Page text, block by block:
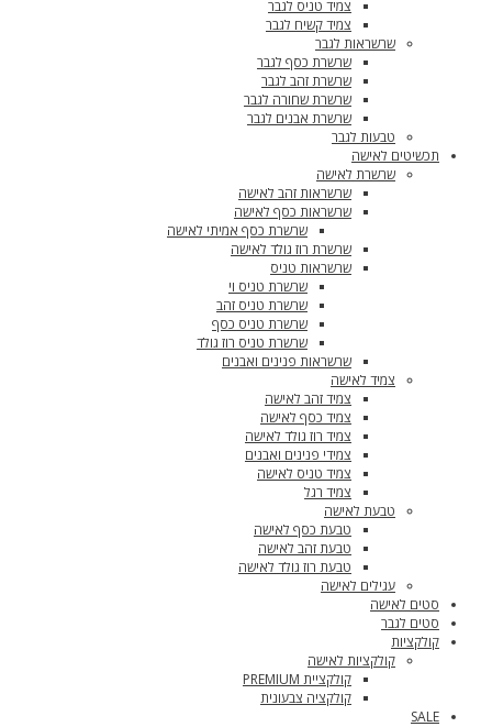
צמיד טניס לגבר
צמיד קשיח לגבר
שרשראות לגבר
שרשרת כסף לגבר
שרשרת זהב לגבר
שרשרת שחורה לגבר
שרשרת אבנים לגבר
טבעות לגבר
תכשיטים לאישה
שרשרת לאישה
שרשראות זהב לאישה
שרשראות כסף לאישה
שרשרת כסף אמיתי לאישה
שרשרת רוז גולד לאישה
שרשראות טניס
שרשרת טניס וי
שרשרת טניס זהב
שרשרת טניס כסף
שרשרת טניס רוז גולד
שרשראות פנינים ואבנים
צמיד לאישה
צמיד זהב לאישה
צמיד כסף לאישה
צמיד רוז גולד לאישה
צמידי פנינים ואבנים
צמיד טניס לאישה
צמיד רגל
טבעת לאישה
טבעת כסף לאישה
טבעת זהב לאישה
טבעת רוז גולד לאישה
עגילים לאישה
סטים לאישה
סטים לגבר
קולקציות
קולקציות לאישה
קולקציית PREMIUM
קולקציה צבעונית
SALE